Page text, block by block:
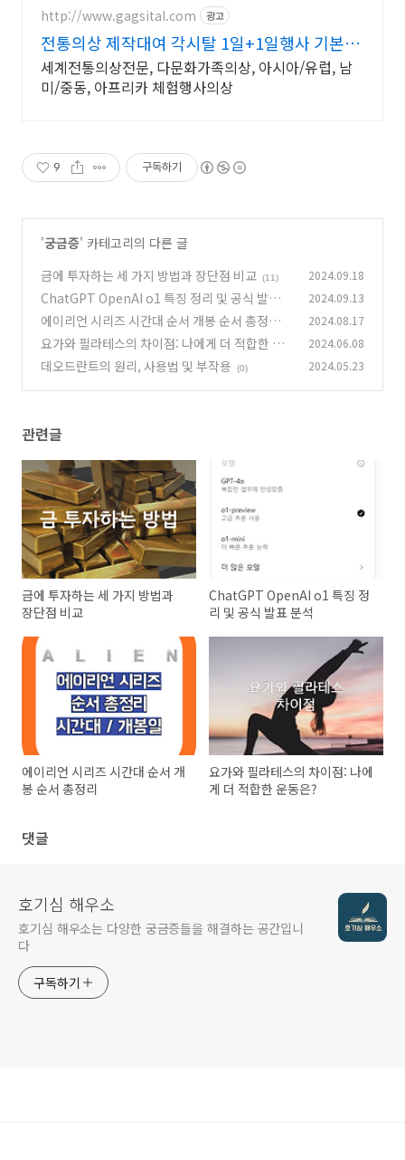
http://www.gagsital.com 광고
전통의상 제작대여 각시탈 1일+1일행사 기본2
박3일로
세계전통의상전문, 다문화가족의상, 아시아/유럽, 남
미/중동, 아프리카 체험행사의상
9 구독하기
'궁금증' 카테고리의 다른 글
금에 투자하는 세 가지 방법과 장단점 비교 (11) 2024.09.18
ChatGPT OpenAI o1 특징 정리 및 공식 발표
분석
(0)
2024.09.13
에이리언 시리즈 시간대 순서 개봉 순서 총정리
(1)
2024.08.17
요가와 필라테스의 차이점: 나에게 더 적합한 운
동은?
(0)
2024.06.08
데오드란트의 원리, 사용법 및 부작용 (0) 2024.05.23
관련글
금에 투자하는 세 가지 방법과
장단점 비교
ChatGPT OpenAI o1 특징 정
리 및 공식 발표 분석
에이리언 시리즈 시간대 순서 개
봉 순서 총정리
요가와 필라테스의 차이점: 나에
게 더 적합한 운동은?
댓글
호기심 해우소
호기심 해우소는 다양한 궁금증들을 해결하는 공간입니
다
구독하기